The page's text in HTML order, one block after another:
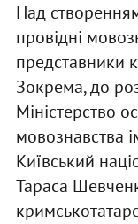
Над
провідні
представники
Зокрема, до
Міністерство
мовознавства
Київський
Тараса